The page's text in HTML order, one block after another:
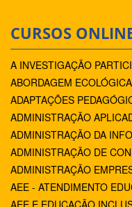
CURSOS
A INVESTIGAÇÃO
ABORDAGEM
ADAPTAÇÕES
ADMINISTRAÇÃO
ADMINISTRAÇÃO DA
ADMINISTRAÇÃO DE
ADMINISTRAÇÃO
AEE - ATENDIMENTO
AEE E EDUCAÇÃO